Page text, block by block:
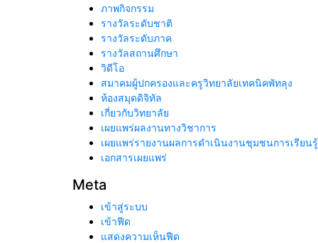
ภาพกิจกรรม
รางวัลระดับชาติ
รางวัลระดับภาค
รางวัลสถานศึกษา
วิดีโอ
สมาคมผู้ปกครองและครูวิทยาลัยเทคนิคพัทลุง
ห้องสมุดดิจิทัล
เกี่ยวกับวิทยาลัย
เผยแพร่ผลงานทางวิชาการ
เผยแพร่รายงานผลการดำเนินงานชุมชนการเรียน
เอกสารเผยแพร่
Meta
เข้าสู่ระบบ
เข้าฟีด
แสดงความเห็นฟีด